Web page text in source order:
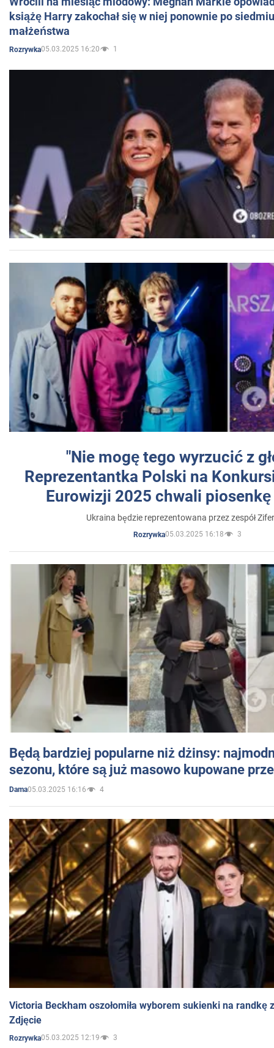
książę Harry zakochał się w niej ponownie po
małżeństwa
Rozrywka05.03.2025 16:20 1
"Nie mogę tego wyrzucić z
Reprezentantka Polski na
Eurowizji 2025 chwali
Ukraina będzie reprezentowana przez zespół
Rozrywka05.03.2025 16:18 3
Będą bardziej popularne niż dżinsy:
sezonu, które są już masowo kupowane
Dama05.03.2025 16:16 4
Victoria Beckham oszołomiła wyborem sukienki na randkę
Zdjęcie
Rozrywka05.03.2025 12:19 3